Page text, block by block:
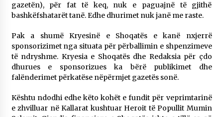
17/10/2025
14/10/2025
Faksimilet e një 83 vjetori lufte: Çfarë shkruan
Vexhi Buharaja për Heroin e Popullit, Mumin
Selami.
KALLARATI NË AKSIONET KOMBËTARE PËR
gazetën), për fat të keq, nuk e paguajnë të gjithë
bashkëfshatarët tanë. Edhe dhurimet nuk janë me raste.
Pak a shumë Kryesinë e Shoqatës e kanë nxjerrë
sponsorizimet nga situata për përballimin e shpenzimeve
të ndryshme. Kryesia e Shoqatës dhe Redaksia për çdo
dhurues e sponsorizues ka bërë publikimet dhe
falënderimet përkatëse nëpërmjet gazetës sonë.
Kështu ndodhi edhe këto kohët e fundit për veprimtarinë
e zhvilluar në Kallarat kushtuar Heroit të Popullit Mumin